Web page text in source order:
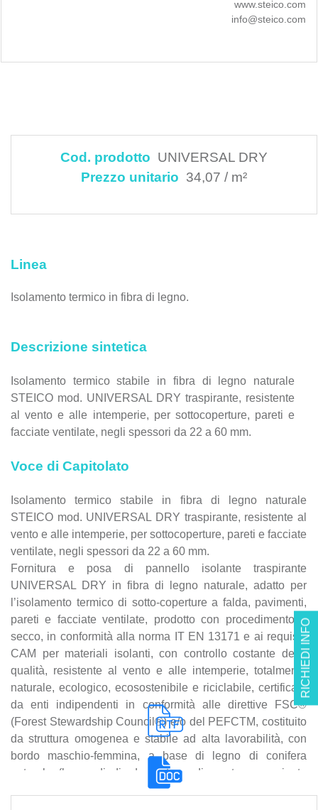
RICHIEDI INFO
www.steico.com
info@steico.com
Cod. prodotto UNIVERSAL DRY
Prezzo unitario 34,07 / m²
Linea
Isolamento termico in fibra di legno.
Descrizione sintetica
Isolamento termico stabile in fibra di legno naturale
STEICO mod. UNIVERSAL DRY traspirante, resistente
al vento e alle intemperie, per sottocoperture, pareti e
facciate ventilate, negli spessori da 22 a 60 mm.
Voce di Capitolato
Isolamento termico stabile in fibra di legno naturale
STEICO mod. UNIVERSAL DRY traspirante, resistente al
vento e alle intemperie, per sottocoperture, pareti e facciate
ventilate, negli spessori da 22 a 60 mm.
Fornitura e posa di pannello isolante traspirante
UNIVERSAL DRY in fibra di legno naturale, adatto per
l’isolamento termico di sotto-coperture a falda, pavimenti,
pareti e facciate ventilate, prodotto con procedimento a
secco, in conformità alla norma IT EN 13171 e ai requisiti
CAM per materiali isolanti, con controllo costante della
qualità, resistente al vento e alle intemperie, totalmente
naturale, ecologico, ecosostenibile e riciclabile, certificato
da enti indipendenti in conformità alle direttive FSC®
(Forest Stewardship Council®) e/o del PEFCTM, costituito
da struttura omogenea e stabile ad alta lavorabilità, con
bordo maschio-femmina, a base di legno di conifera
naturale (legno di diradamento o di scarto proveniente